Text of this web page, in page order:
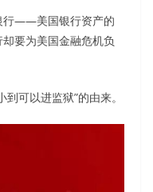
行——美国银行资产的
要为美国金融危机负
可以进监狱”的由来。